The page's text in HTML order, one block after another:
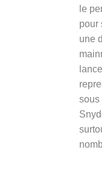
le
pour
une
sous